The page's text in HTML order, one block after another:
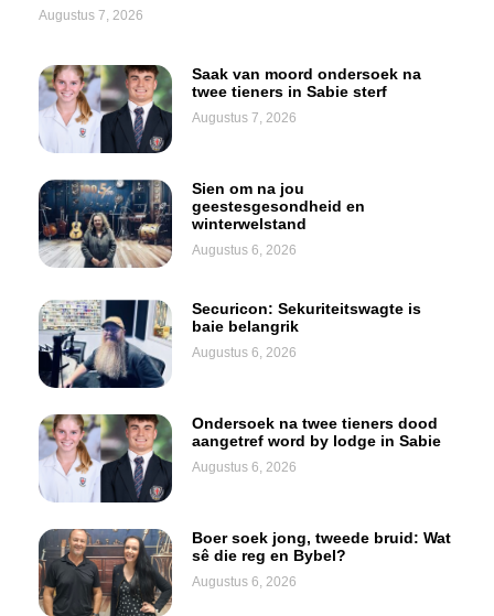
Augustus 7, 2026
Saak van moord ondersoek na
twee tieners in Sabie sterf
Augustus 7, 2026
Sien om na jou
geestesgesondheid en
winterwelstand
Augustus 6, 2026
Securicon: Sekuriteitswagte is
baie belangrik
Augustus 6, 2026
Ondersoek na twee tieners dood
aangetref word by lodge in Sabie
Augustus 6, 2026
Boer soek jong, tweede bruid: Wat
sê die reg en Bybel?
Augustus 6, 2026